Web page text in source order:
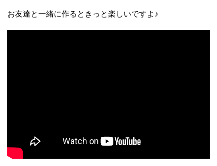
お友達と一緒に作るときっと楽しいですよ♪